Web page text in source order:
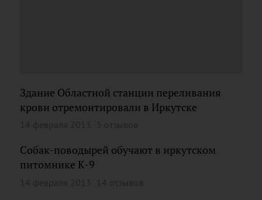
Здание Областной станции переливания
крови отремонтировали в Иркутске
Собак-поводырей обучают в иркутском
питомнике К-9